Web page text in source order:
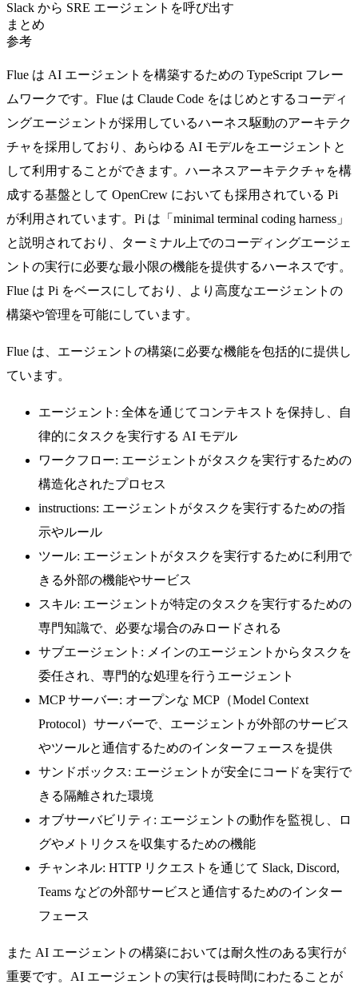
Slack から SRE エージェントを呼び出す
まとめ
参考
Flue は AI エージェントを構築するための TypeScript フレー
ムワークです。Flue は Claude Code をはじめとするコーディ
ングエージェントが採用しているハーネス駆動のアーキテク
チャを採用しており、あらゆる AI モデルをエージェントと
して利用することができます。ハーネスアーキテクチャを構
成する基盤として OpenCrew においても採用されている Pi
が利用されています。Pi は「minimal terminal coding harness」
と説明されており、ターミナル上でのコーディングエージェ
ントの実行に必要な最小限の機能を提供するハーネスです。
Flue は Pi をベースにしており、より高度なエージェントの
構築や管理を可能にしています。
Flue は、エージェントの構築に必要な機能を包括的に提供し
ています。
エージェント: 全体を通じてコンテキストを保持し、自
律的にタスクを実行する AI モデル
ワークフロー: エージェントがタスクを実行するための
構造化されたプロセス
instructions: エージェントがタスクを実行するための指
示やルール
ツール: エージェントがタスクを実行するために利用で
きる外部の機能やサービス
スキル: エージェントが特定のタスクを実行するための
専門知識で、必要な場合のみロードされる
サブエージェント: メインのエージェントからタスクを
委任され、専門的な処理を行うエージェント
MCP サーバー: オープンな MCP（Model Context
Protocol）サーバーで、エージェントが外部のサービス
やツールと通信するためのインターフェースを提供
サンドボックス: エージェントが安全にコードを実行で
きる隔離された環境
オブサーバビリティ: エージェントの動作を監視し、ロ
グやメトリクスを収集するための機能
チャンネル: HTTP リクエストを通じて Slack, Discord,
Teams などの外部サービスと通信するためのインター
フェース
また AI エージェントの構築においては耐久性のある実行が
重要です。AI エージェントの実行は長時間にわたることが